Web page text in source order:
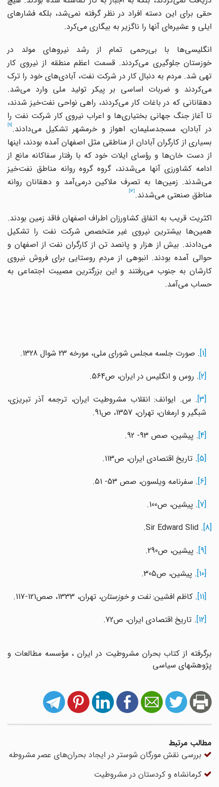
حقی برای این دسته افراد در نظر گرفته نمی‌شد، بلکه فشارهای
ایلی و عشیره‌ای آنها را ناگزیر به بیگاری می‌کرد.
انگلیسی‌ها با بی‌رحمی تمام از رشد نیروهای مولد در
خوزستان جلوگیری می‌کردند. قسمت اعظم منطقه از نیروی کار
تهی شد. مردم به دنبال کار در شرکت نفت، آبادی‌های خود را ترک
می‌کردند و ضربات اساسی بر پیکر تولید ملی وارد می‌شد.
دهقانانی که در باغات کار می‌کردند، راهی نواحی نفت‌خیز شدند،
تا آغاز جنگ جهانی بختیاری‌ها و اعراب نیروی کار شرکت نفت را
در آبادان، مسجدسلیمان، اهواز و خرمشهر تشکیل می‌دادند.
بسیاری از کارگران آبادان از مناطقی مثل اصفهان آمده بودند، اینها
از دست خان‌ها و رؤسای ایلات خود که با رفتار سفاکانه مانع از
ادامه کشاورزی آنها می‌شدند، گروه گروه روانه مناطق نفت‌خیز
می‌شدند. زمین‌ها به تصرف ملاکین درمی‌آمد و دهقانان روانه
مناطق صنعتی می‌شدند.
اکثریت قریب به اتفاق کشاورزان اطراف اصفهان فاقد زمین بودند.
همین‌ها بیشترین نیروی غیر متخصص شرکت نفت را تشکیل
می‌دادند. بیش از هزار و پانصد تن از کارگران نفت از اصفهان و
حوالی آمده بودند. انبوهی از مردم روستایی برای فروش نیروی
کارشان به جنوب می‌رفتند و این بزرگترین مصیبت اجتماعی به
حساب می‌آمد.
. صورت جلسه مجلس شورای ملی، مورخه 23 شوال 1328.
. روس و انگلیس در ایران، ص564.
[3]. س. ایوانف: انقلاب مشروطیت ایران، ترجمه آذر تبریزی،
شبگیر و ارمغان، تهران، 1357، ص91.
. پیشین، صص 93- 92.
[5]. تاریخ اقتصادی ایران، ص113.
. سفرنامه ویلسون، صص 53- 51.
. پیشین، ص100.
. Sir Edward Slid.
. پیشین، ص290.
[10]. پیشین، ص305.
[11]. کاظم افشین:نفت و خوزستان، تهران، 1333، صص121-117.
[12]. تاریخ اقتصادی ایران، ص72.
برگرفته از کتاب بحران مشروطیت در ایران ، مؤسسه مطالعات و
پژوهشهای سیاسی
مطالب مرتبط
بررسی نقش مورگان شوستر در ایجاد بحران‌های عصر مشروطه
کرمانشاه و کردستان در مشروطیت